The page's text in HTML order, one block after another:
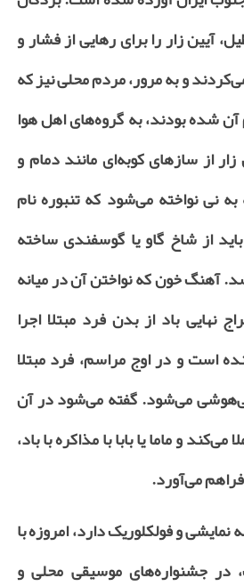
آیین زار را برای رهایی از فشار و
و به مرور، مردم محلی نیز که
شده بودند، به گروه‌های اهل هوا
از سازهای کوبه‌ای مانند دمام و
نی نواخته می‌شود که تنبوره نام
از شاخ گاو یا گوسفندی ساخته
آهنگ خون که نواختن آن در میانه
نهایی باد از بدن فرد مبتلا اجرا
است و در اوج مراسم، فرد مبتلا
می‌شود. گفته می‌شود در آن
می‌کند و ماما یا بابا با مذاکره با باد،
می‌آورد.
و فولکلوریک دارد، امروزه با
در جشنواره‌های موسیقی محلی و